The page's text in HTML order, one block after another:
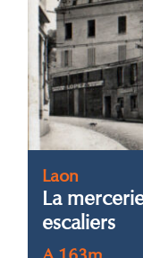
Laon
La
escaliers